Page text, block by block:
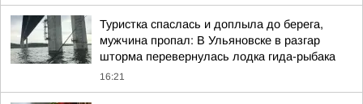
Туристка спаслась и доплыла до берега,
мужчина пропал: В Ульяновске в разгар
шторма перевернулась лодка гида-рыбака
16:21